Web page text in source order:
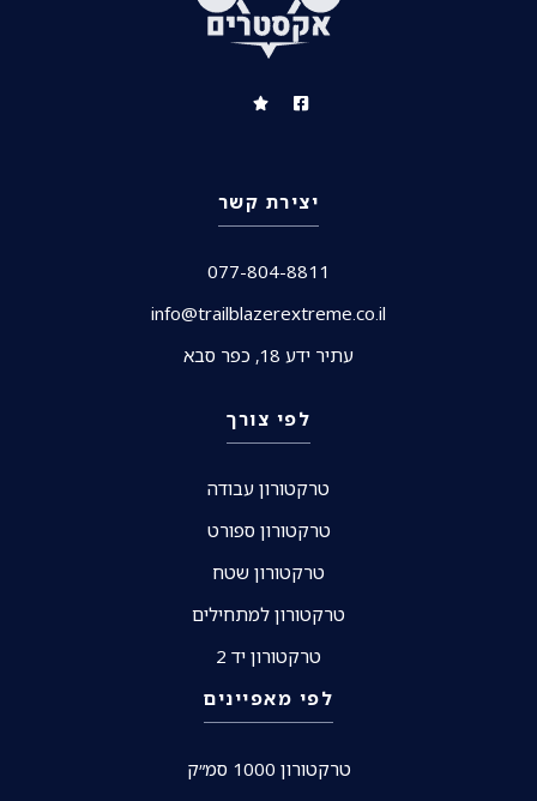
יצירת קשר
077-804-8811
info@trailblazerextreme.co.il
עתיר ידע 18, כפר סבא
לפי צורך
טרקטורון עבודה
טרקטורון ספורט
טרקטורון שטח
טרקטורון למתחילים
טרקטורון יד 2
לפי מאפיינים
טרקטורון 1000 סמ״ק